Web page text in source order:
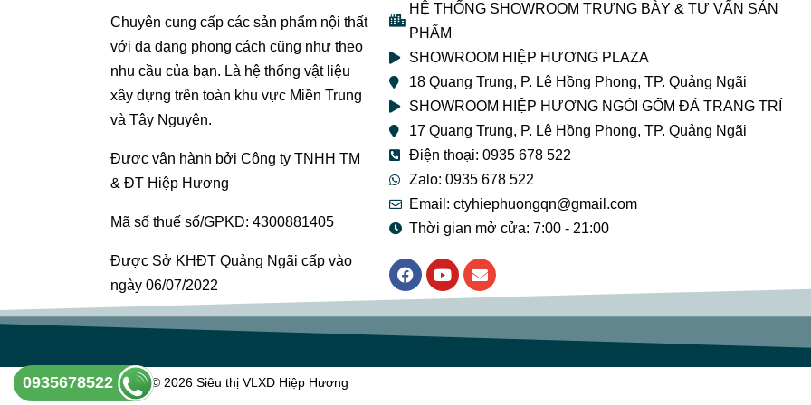
Chuyên cung cấp các sản phẩm nội thất
với đa dạng phong cách cũng như theo
nhu cầu của bạn. Là hệ thống vật liệu
xây dựng trên toàn khu vực Miền Trung
và Tây Nguyên.
Được vận hành bởi Công ty TNHH TM
& ĐT Hiệp Hương
Mã số thuế số/GPKD: 4300881405
Được Sở KHĐT Quảng Ngãi cấp vào
ngày 06/07/2022
HỆ THỐNG SHOWROOM TRƯNG BÀY & TƯ VẤN SẢN
PHẨM
SHOWROOM HIỆP HƯƠNG PLAZA
18 Quang Trung, P. Lê Hồng Phong, TP. Quảng Ngãi
SHOWROOM HIỆP HƯƠNG NGÓI GỐM ĐÁ TRANG TRÍ
17 Quang Trung, P. Lê Hồng Phong, TP. Quảng Ngãi
Điện thoại: 0935 678 522
Zalo: 0935 678 522
Email: ctyhiephuongqn@gmail.com
Thời gian mở cửa: 7:00 - 21:00
F
a
c
e
b
o
Y
o
u
t
e
E
n
v
e
p
Copyright © 2026 Siêu thị VLXD Hiệp Hương
0935678522